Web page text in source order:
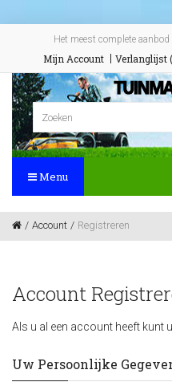
Het meest complete
Mijn Account Verlanglijst
Menu
Account Registreren
Account
Als u al een account heeft kunt
Uw Persoonlijke